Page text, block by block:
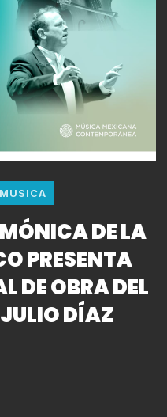
MUSICA
DE LA
PRESENTA
DE OBRA DEL
DÍAZ